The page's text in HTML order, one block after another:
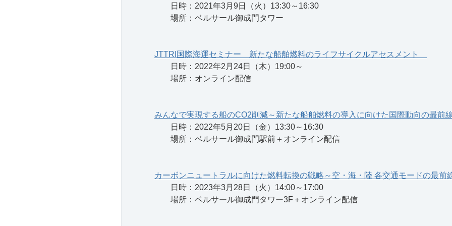
日時：2021年3月9日（火）13:30～16:30
場所：ベルサール御成門タワー
JTTRI国際海運セミナー 新たな船舶燃料のライフサイクルアセスメント
日時：2022年2月24日（木）19:00～
場所：オンライン配信
みんなで実現する船のCO2削減～新たな船舶燃料の導入に向けた国際動向の最前
日時：2022年5月20日（金）13:30～16:30
場所：ベルサール御成門駅前＋オンライン配信
カーボンニュートラルに向けた燃料転換の戦略～空・海・陸 各交通モードの最前
日時：2023年3月28日（火）14:00～17:00
場所：ベルサール御成門タワー3F＋オンライン配信